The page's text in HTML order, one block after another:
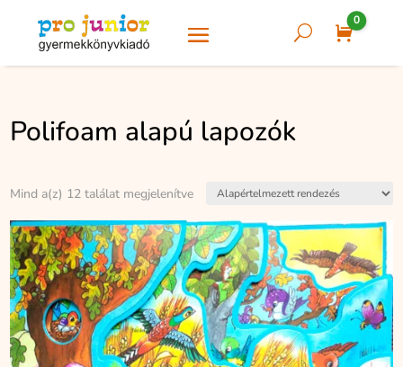
U Cart
0
Polifoam alapú lapozók
Mind a(z) 12 találat megjelenítve